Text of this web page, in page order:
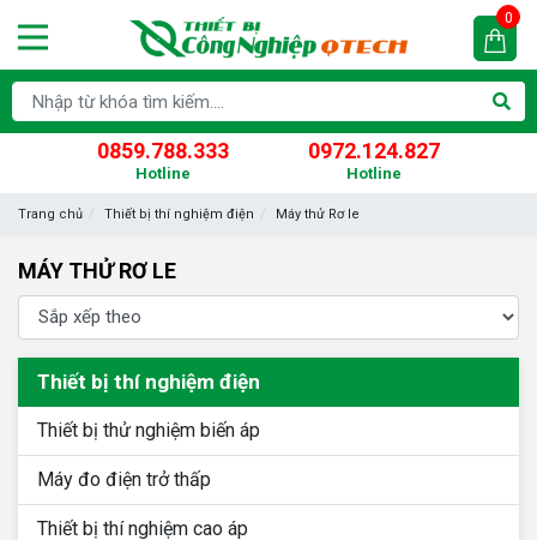
0859.788.333
Hotline
0972.124.827
Hotline
0
Trang chủ Thiết bị thí nghiệm điện Máy thử Rơ le
MÁY THỬ RƠ LE
Thiết bị thí nghiệm điện
Thiết bị thử nghiệm biến áp
Máy đo điện trở thấp
Thiết bị thí nghiệm cao áp